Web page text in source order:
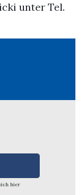
unter Tel.
hier